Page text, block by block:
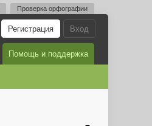
Проверка орфографии
Вход
Регистрация
Помощь и поддержка